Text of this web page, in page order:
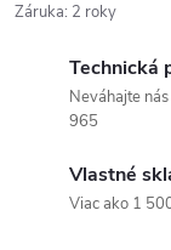
Záruka: 2 roky
Technická
Neváhajte
965
Vlastné
Viac ako 1